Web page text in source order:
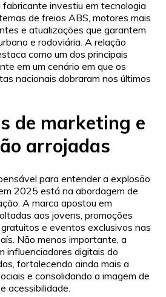
fabricante investiu em tecnologia
de freios ABS, motores mais
e atualizações que garantem
e rodoviária. A relação
como um dos principais
em um cenário em que os
nacionais dobraram nos últimos
de marketing e
arrojadas
para entender a explosão
2025 está na abordagem de
A marca apostou em
aos jovens, promoções
e eventos exclusivos nas
Não menos importante, a
influenciadores digitais do
fortalecendo ainda mais a
e consolidando a imagem de
acessibilidade.